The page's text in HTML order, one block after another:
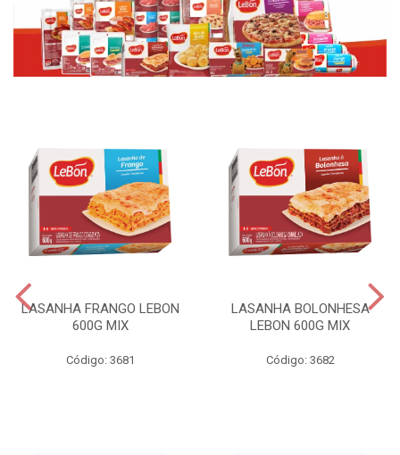
LASANHA FRANGO LEBON
600G MIX
Código: 3681
LASANHA BOLONHESA
LEBON 600G MIX
Código: 3682